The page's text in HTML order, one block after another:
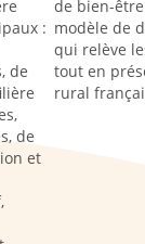
:
de
de
et
de bien-
modèle de
qui relève
tout en
rural